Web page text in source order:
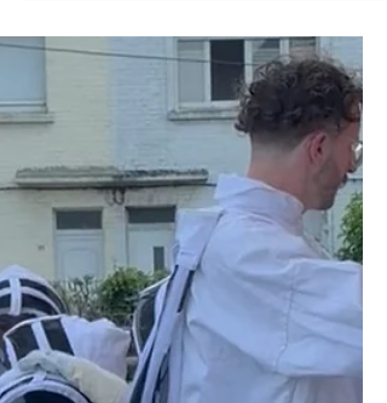
exceptionnelle pour la Fête
du Miel d’Anzin
Ce mercredi matin, la Maison d’Accueil
Spécialisée La Bleuse Borne à Anzin a
accueilli la toute première Fête du Miel
du rucher-école ERINE, réunissant près
de 150 participants autour d’une même
ambition : découvrir le monde fascinant
des abeilles et de la biodiversité. Animée
par Sébastien, Hadda, Alane, Augustin
et Mathieu, cette matinée a été
organisée en partenariat avec la